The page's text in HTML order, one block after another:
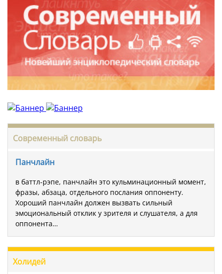
Современный словарь
Панчлайн
в баттл-рэпе, панчлайн это кульминационный момент,
фразы, абзаца, отдельного послания оппоненту.
Хороший панчлайн должен вызвать сильный
эмоциональный отклик у зрителя и слушателя, а для
оппонента…
Холидей